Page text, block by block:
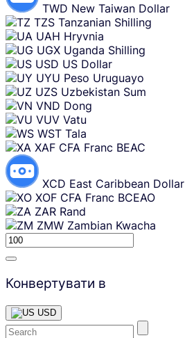
TWD New Taiwan Dollar
TZS Tanzanian Shilling
UAH Hryvnia
UGX Uganda Shilling
USD US Dollar
UYU Peso Uruguayo
UZS Uzbekistan Sum
VND Dong
VUV Vatu
WST Tala
XAF CFA Franc BEAC
XCD East Caribbean Dollar
XOF CFA Franc BCEAO
ZAR Rand
ZMW Zambian Kwacha
Конвертувати в
USD